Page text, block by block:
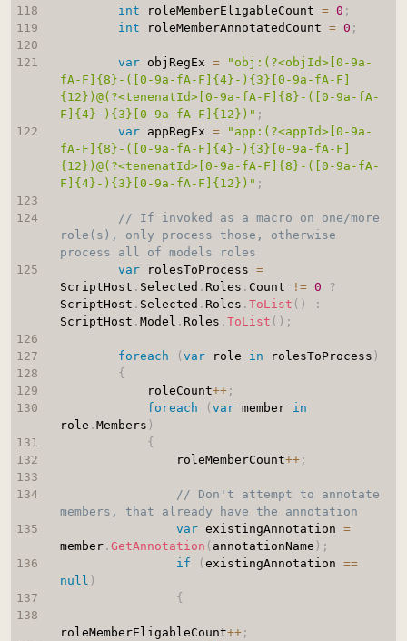
int roleMemberEligableCount = 0 ;
int roleMemberAnnotatedCount = 0 ;
var objRegEx =
"obj:(?<objId>[0-9a-
fA-F]{8}-([0-9a-fA-F]{4}-){3}[0-9a-fA-F]
{12})@(?<tenenatId>[0-9a-fA-F]{8}-([0-9a-fA-
F]{4}-){3}[0-9a-fA-F]{12})" ;
var appRegEx =
"app:(?<appId>[0-9a-
fA-F]{8}-([0-9a-fA-F]{4}-){3}[0-9a-fA-F]
{12})@(?<tenenatId>[0-9a-fA-F]{8}-([0-9a-fA-
F]{4}-){3}[0-9a-fA-F]{12})" ;
// If invoked as a macro on one/more
role(s), only process those, otherwise
process all of models roles
var rolesToProcess =
ScriptHost . Selected . Roles . Count != 0
?
ScriptHost . Selected . Roles . ToList ( )
:
ScriptHost . Model . Roles . ToList ( ) ;
foreach ( var role in rolesToProcess )
{
            roleCount
++;
foreach
( var member in
role . Members )
{
                roleMemberCount
++;
// Don't attempt to annotate
members, that already have the annotation
var existingAnnotation =
member. GetAnnotation ( annotationName ) ;
if
( existingAnnotation ==
null )
{
roleMemberEligableCount++;